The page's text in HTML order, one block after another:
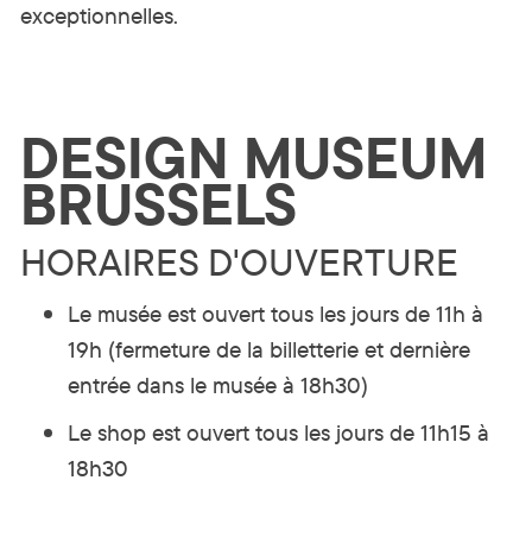
exceptionnelles.
DESIGN MUSEUM
BRUSSELS
HORAIRES D'OUVERTURE
Le musée est ouvert tous les jours de 11h à
19h (fermeture de la billetterie et dernière
entrée dans le musée à 18h30)
Le shop est ouvert tous les jours de 11h15 à
18h30